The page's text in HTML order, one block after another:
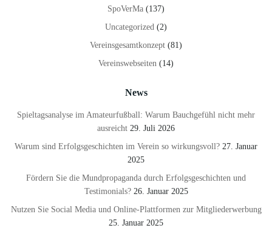
SpoVerMa (137)
Uncategorized (2)
Vereinsgesamtkonzept (81)
Vereinswebseiten (14)
News
Spieltagsanalyse im Amateurfußball: Warum Bauchgefühl nicht mehr
ausreicht 29. Juli 2026
Warum sind Erfolgsgeschichten im Verein so wirkungsvoll? 27. Januar
2025
Fördern Sie die Mundpropaganda durch Erfolgsgeschichten und
Testimonials? 26. Januar 2025
Nutzen Sie Social Media und Online-Plattformen zur Mitgliederwerbung
25. Januar 2025